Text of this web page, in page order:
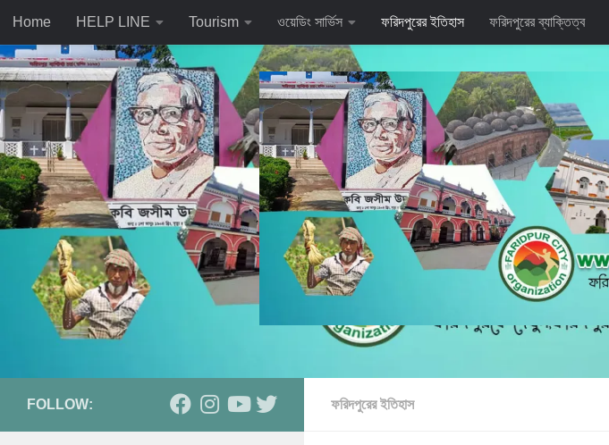
Skip to content
Home HELP LINE Tourism ওয়েডিং সার্ভিস ফরিদপুরের ইতিহাস ফরিদপুরের ব্যাক্তিত্ব
ফরিদপুরের ইতিহাস
FOLLOW: